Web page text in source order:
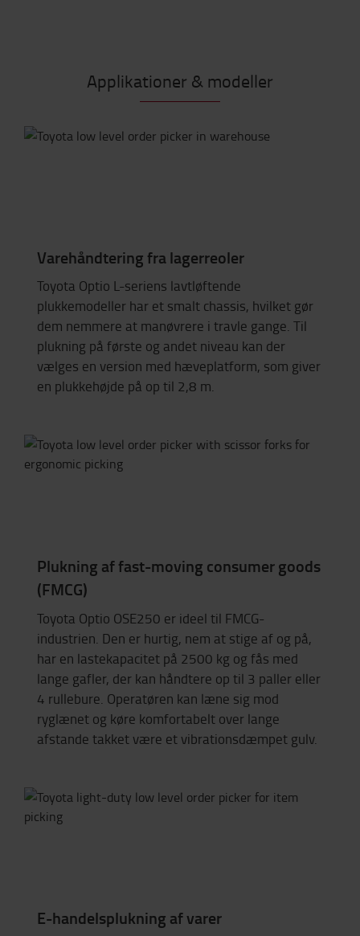
Applikationer & modeller
Varehåndtering fra lagerreoler
Toyota Optio L-seriens lavtløftende
plukkemodeller har et smalt chassis, hvilket gør
dem nemmere at manøvrere i travle gange. Til
plukning på første og andet niveau kan der
vælges en version med hæveplatform, som giver
en plukkehøjde på op til 2,8 m.
Plukning af fast-moving consumer goods
(FMCG)
Toyota Optio OSE250 er ideel til FMCG-
industrien. Den er hurtig, nem at stige af og på,
har en lastekapacitet på 2500 kg og fås med
lange gafler, der kan håndtere op til 3 paller eller
4 rullebure. Operatøren kan læne sig mod
ryglænet og køre komfortabelt over lange
afstande takket være et vibrationsdæmpet gulv.
E-handelsplukning af varer